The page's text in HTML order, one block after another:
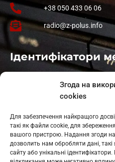
Згода на
cookies
Для забезпечення найкращого
такі як файли cookie, для
вашого пристрою. Надання згоди
дозволить нам обробляти дані, такі
сайту або унікальні ідентифікатори.
+38 050 433 06 06
radio@z-polus.info
Ідентифікатори
: L11-01410
: L11-01801
Косів: L11-01805
Гарасимів: L11-02274